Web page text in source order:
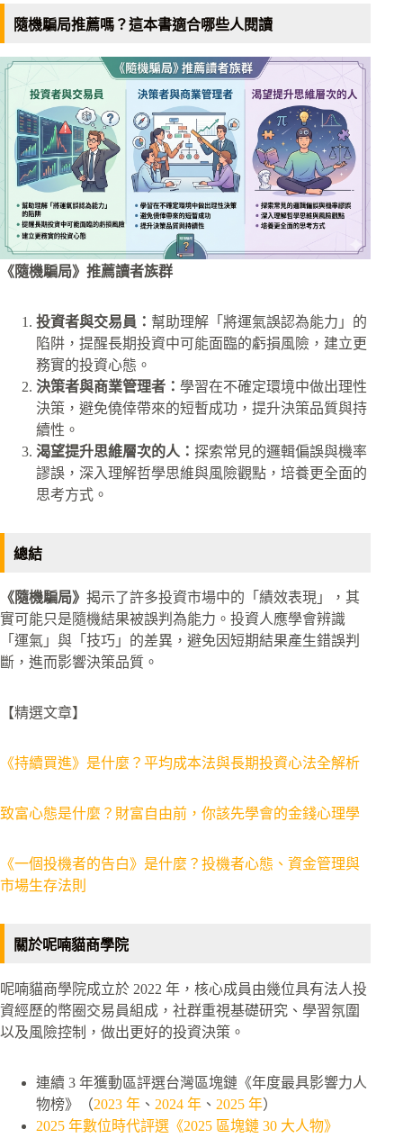
隨機騙局推薦嗎？這本書適合哪些人閱讀
《隨機騙局》推薦讀者族群
投資者與交易員： 幫助理解「將運氣誤認為能力」的
陷阱，提醒長期投資中可能面臨的虧損風險，建立更
務實的投資心態。
決策者與商業管理者： 學習在不確定環境中做出理性
決策，避免僥倖帶來的短暫成功，提升決策品質與持
續性。
渴望提升思維層次的人： 探索常見的邏輯偏誤與機率
謬誤，深入理解哲學思維與風險觀點，培養更全面的
思考方式。
總結
《隨機騙局》 揭示了許多投資市場中的「績效表現」，其
實可能只是隨機結果被誤判為能力。投資人應學會辨識
「運氣」與「技巧」的差異，避免因短期結果產生錯誤判
斷，進而影響決策品質。
【精選文章】
《持續買進》是什麼？平均成本法與長期投資心法全解析
致富心態是什麼？財富自由前，你該先學會的金錢心理學
《一個投機者的告白》是什麼？投機者心態、資金管理與
市場生存法則
關於呢喃貓商學院
呢喃貓商學院成立於 2022 年，核心成員由幾位具有法人投
資經歷的幣圈交易員組成，社群重視基礎研究、學習氛圍
以及風險控制，做出更好的投資決策。
連續 3 年獲動區評選台灣區塊鏈《年度最具影響力人
物榜》（2023 年 、 2024 年 、 2025 年）
2025 年數位時代評選《2025 區塊鏈 30 大人物》